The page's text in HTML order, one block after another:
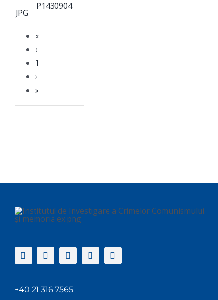
«
‹
1
›
»
JPG
P1430904
+40 21 316 7565